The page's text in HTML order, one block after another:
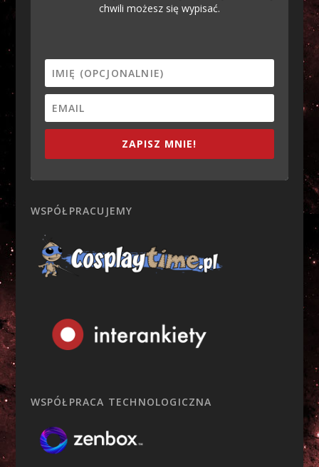
chwili możesz się wypisać.
ZAPISZ MNIE!
WSPÓŁPRACUJEMY
WSPÓŁPRACA TECHNOLOGICZNA